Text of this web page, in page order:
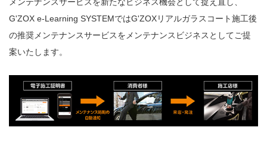
メンテナンスサービスを新たなビジネス機会として捉え直し、
G'ZOX e-Learning SYSTEMではG'ZOXリアルガラスコート施工後
の推奨メンテナンスサービスをメンテナンスビジネスとしてご提
案いたします。